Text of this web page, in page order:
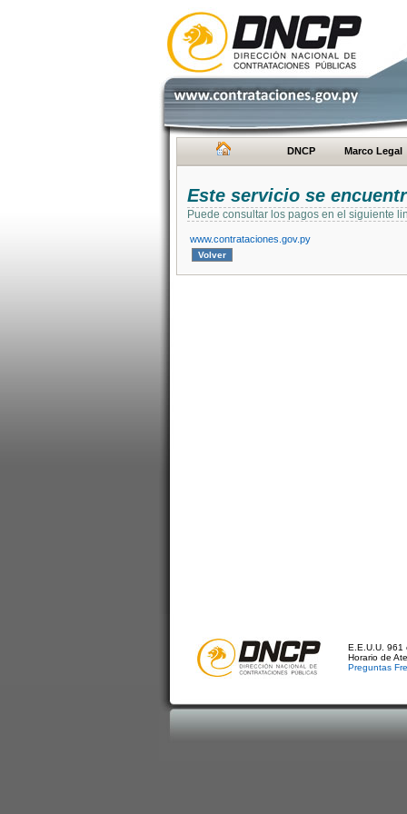
DNCP Marco Legal
Este servicio se
Puede consultar los pagos en el siguiente
www.contrataciones.gov.py
E.E.U.U. 961
Horario de
Preguntas